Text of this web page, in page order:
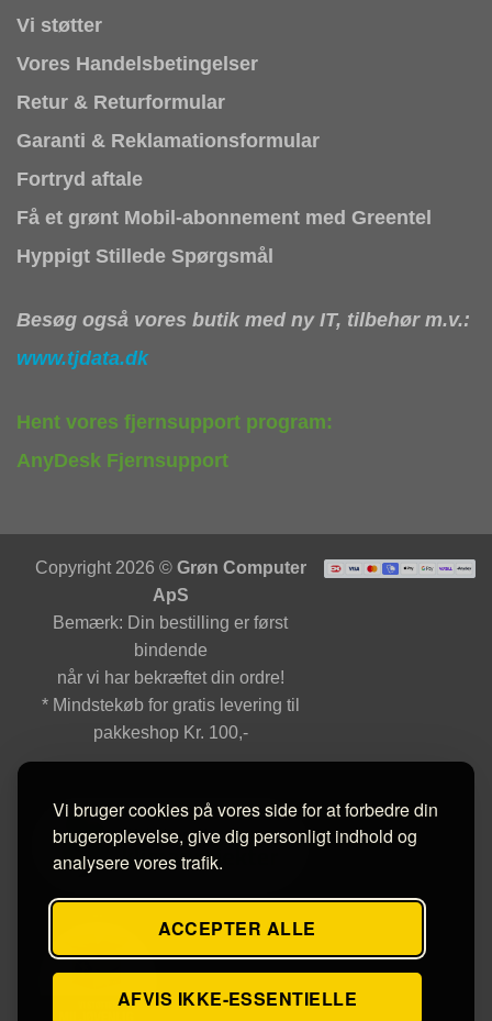
Vi bruger cookies på vores side for at forbedre din
brugeroplevelse, give dig personligt indhold og
analysere vores trafik.
ACCEPTER ALLE
AFVIS IKKE-ESSENTIELLE
Vi støtter
Vores Handelsbetingelser
Retur & Returformular
Garanti & Reklamationsformular
Fortryd aftale
Få et grønt Mobil-abonnement med Greentel
Hyppigt Stillede Spørgsmål
Besøg også vores butik med ny IT, tilbehør m.v.:
www.tjdata.dk
Hent vores fjernsupport program:
AnyDesk Fjernsupport
Copyright 2026 © Grøn Computer
ApS
Bemærk: Din bestilling er først
bindende
når vi har bekræftet din ordre!
* Mindstekøb for gratis levering til
pakkeshop Kr. 100,-